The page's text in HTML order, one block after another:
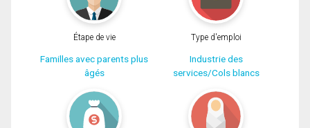
Étape de vie
Familles avec parents plus
âgés
Type d'emploi
Industrie des
services/Cols blancs